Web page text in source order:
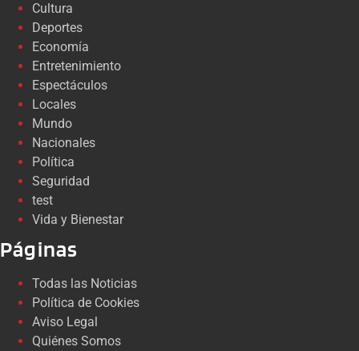
Cultura
Deportes
Economía
Entretenimiento
Espectáculos
Locales
Mundo
Nacionales
Política
Seguridad
test
Vida y Bienestar
Páginas
Todas las Noticias
Política de Cookies
Aviso Legal
Quiénes Somos